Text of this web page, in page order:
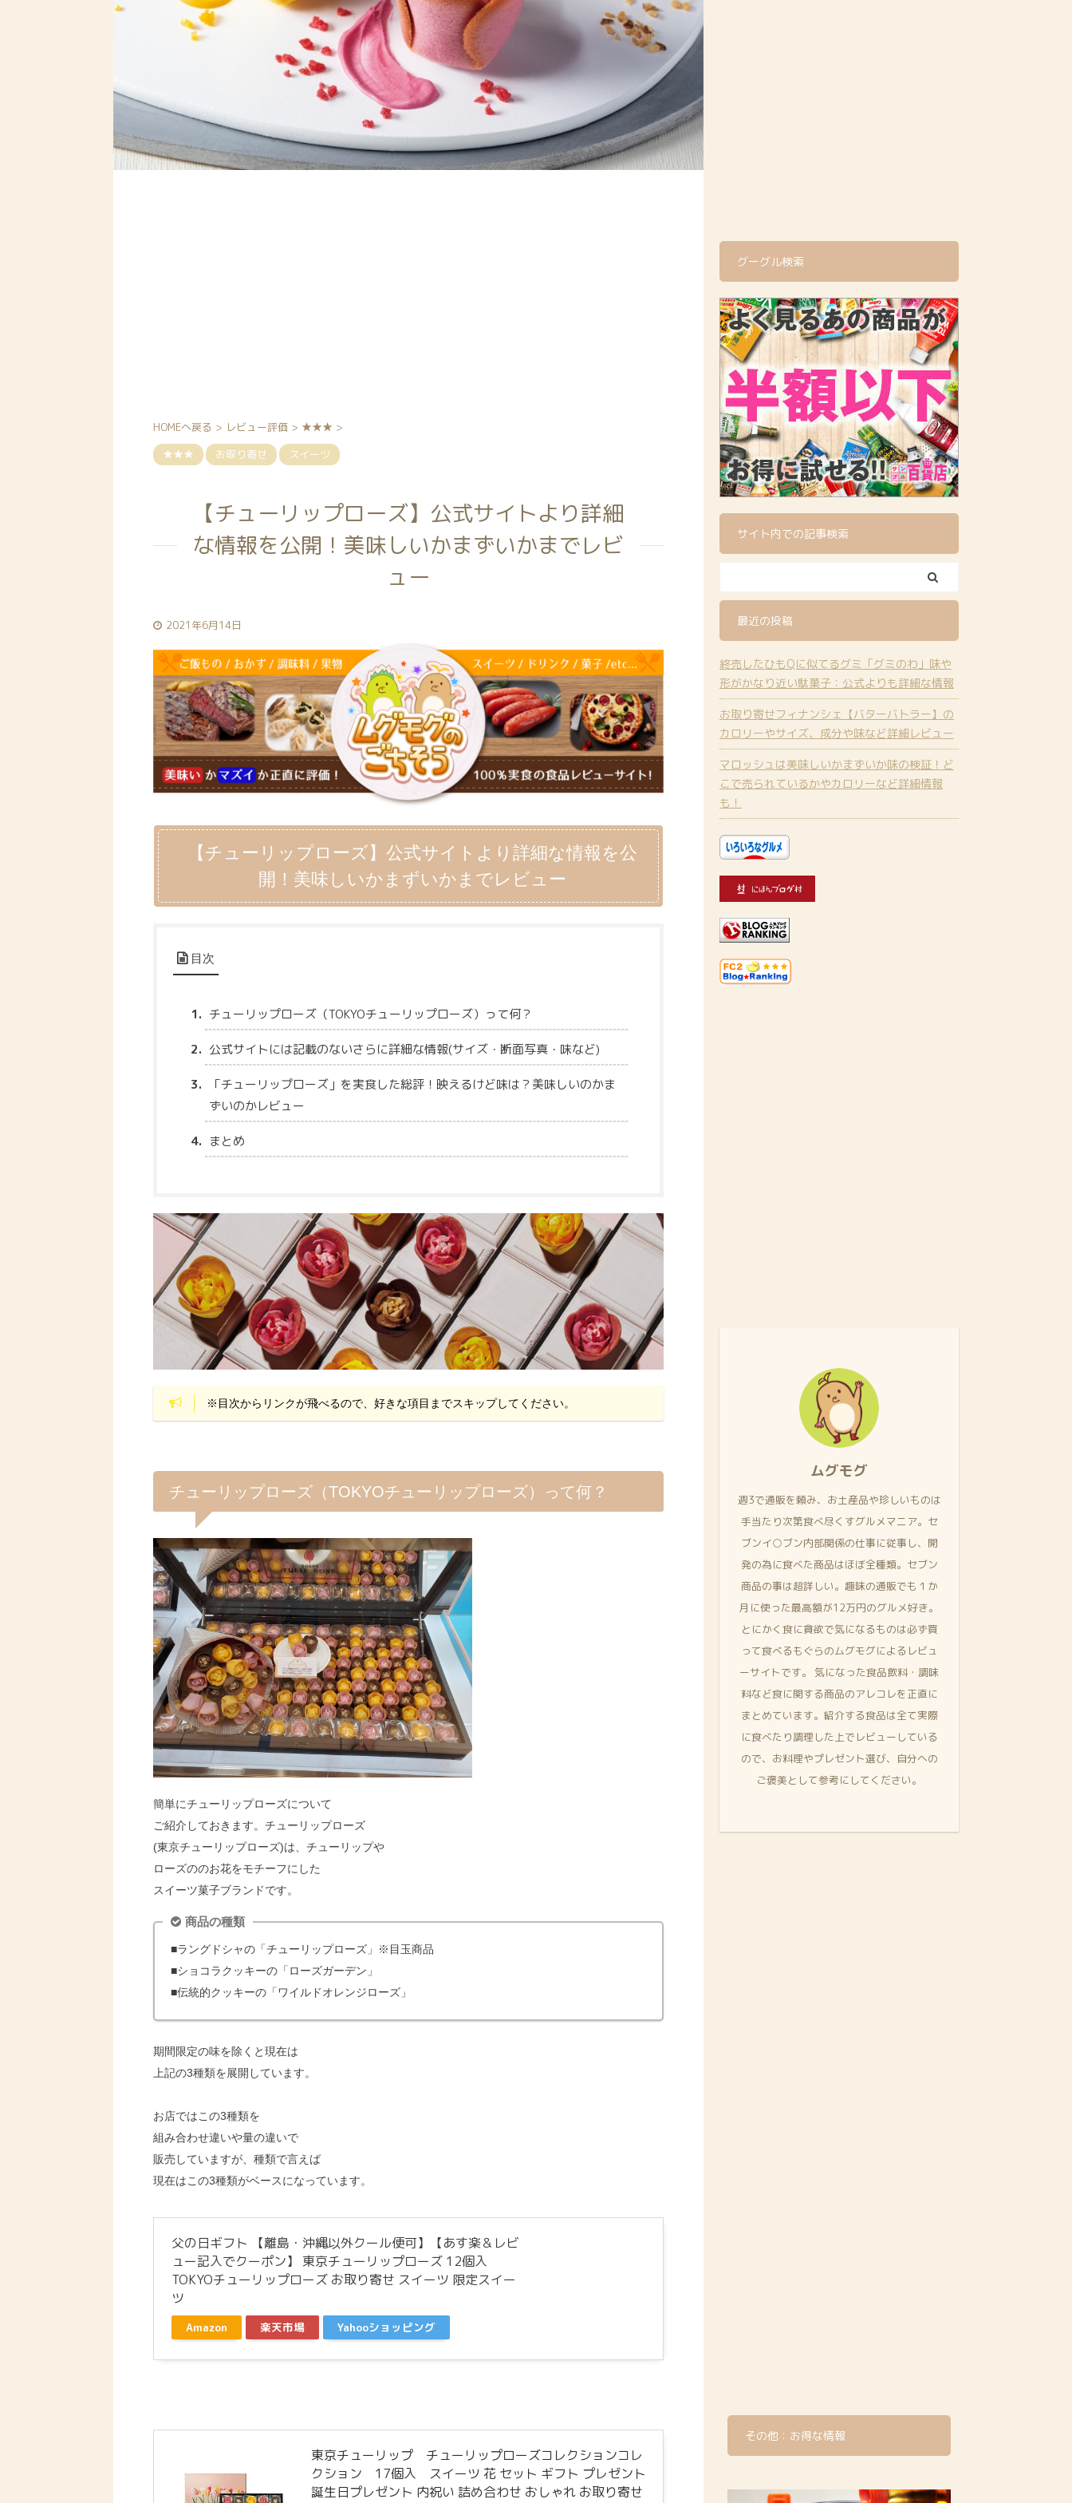
HOMEへ戻る > レビュー評価 > ★★★ >
★★★
お取り寄せ スイーツ
【チューリップローズ】公式サイトより詳細
な情報を公開！美味しいかまずいかまでレビ
ュー
2021年6月14日
【チューリップローズ】公式サイトより詳細な情報を公
開！美味しいかまずいかまでレビュー
目次
チューリップローズ（TOKYOチューリップローズ）って何？
公式サイトには記載のないさらに詳細な情報(サイズ・断面写真・味など)
「チューリップローズ」を実食した総評！映えるけど味は？美味しいのかま
ずいのかレビュー
まとめ
※目次からリンクが飛べるので、好きな項目までスキップしてください。
チューリップローズ（TOKYOチューリップローズ）って何？
簡単にチューリップローズについて
ご紹介しておきます。チューリップローズ
(東京チューリップローズ)は、チューリップや
ローズののお花をモチーフにした
スイーツ菓子ブランドです。
商品の種類
■ラングドシャの「チューリップローズ」※目玉商品
■ショコラクッキーの「ローズガーデン」
■伝統的クッキーの「ワイルドオレンジローズ」
期間限定の味を除くと現在は
上記の3種類を展開しています。
お店ではこの3種類を
組み合わせ違いや量の違いで
販売していますが、種類で言えば
現在はこの3種類がベースになっています。
父の日ギフト 【離島・沖縄以外クール便可】【あす楽＆レビ
ュー記入でクーポン】 東京チューリップローズ 12個入
TOKYOチューリップローズ お取り寄せ スイーツ 限定スイー
ツ
Amazon 楽天市場 Yahooショッピング
東京チューリップ チューリップローズコレクションコレ
クション 17個入 スイーツ 花 セット ギフト プレゼント
誕生日プレゼント 内祝い 詰め合わせ おしゃれ お取り寄せ
グーグル検索
サイト内での記事検索
最近の投稿
終売したひもQに似てるグミ「グミのわ」味や
形がかなり近い駄菓子：公式よりも詳細な情報
お取り寄せフィナンシェ【バターバトラー】の
カロリーやサイズ、成分や味など詳細レビュー
マロッシュは美味しいかまずいか味の検証！ど
こで売られているかやカロリーなど詳細情報
も！
ムグモグ
週3で通販を頼み、お土産品や珍しいものは
手当たり次第食べ尽くすグルメマニア。セ
ブンイ○ブン内部関係の仕事に従事し、開
発の為に食べた商品はほぼ全種類。セブン
商品の事は超詳しい。趣味の通販でも１か
月に使った最高額が12万円のグルメ好き。
とにかく食に貪欲で気になるものは必ず買
って食べるもぐらのムグモグによるレビュ
ーサイトです。 気になった食品飲料・調味
料など食に関する商品のアレコレを正直に
まとめています。紹介する食品は全て実際
に食べたり調理した上でレビューしている
ので、お料理やプレゼント選び、自分への
ご褒美として参考にしてください。
その他：お得な情報